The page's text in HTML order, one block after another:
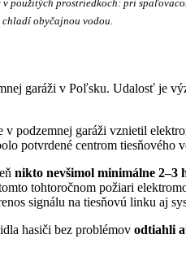
obyčajnou vodou.
garáži v Poľsku. Udalosť je
v podzemnej garáži vznietil
potvrdené centrom tiesňového
nikto nevšimol minimálne 2–3
tohtoročnom požiari
signálu na tiesňovú linku aj
hasiči bez problémov odtiahli